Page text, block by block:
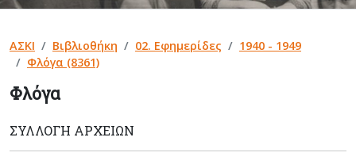
ΑΣΚΙ Βιβλιοθήκη 02. Εφημερίδες
1940 - 1949
Φλόγα (8361)
Φλόγα
ΣΥΛΛΟΓΉ ΑΡΧΕΊΩΝ